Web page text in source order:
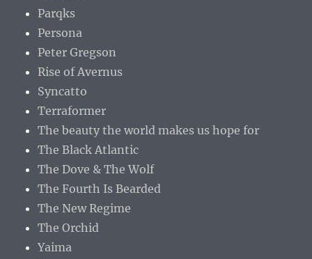
Parqks
Persona
Peter Gregson
Rise of Avernus
Syncatto
Terraformer
The beauty the world makes us hope for
The Black Atlantic
The Dove & The Wolf
The Fourth Is Bearded
The New Regime
The Orchid
Yaima